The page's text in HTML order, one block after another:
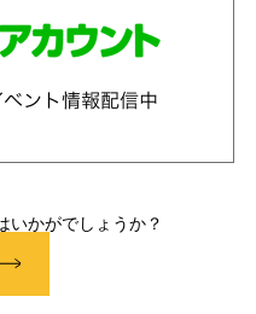
いかがでしょうか？